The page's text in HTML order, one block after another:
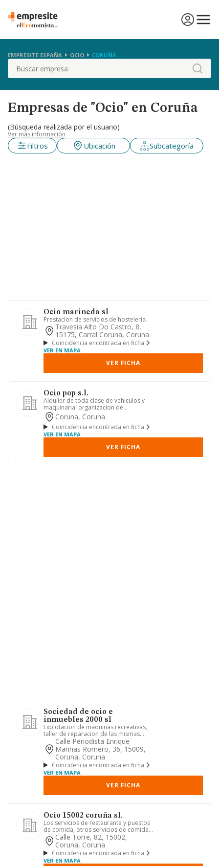
EMPRESITE ESPAÑA OCIO CORUÑA
Buscar
Empresas de "Ocio" en Coruña
(Búsqueda realizada por el usuario)
Ver más información
Filtros Ubicación Subcategoría
Ocio marineda sl
Prestacion de servicios de hosteleria.
Travesia Alto Do Castro, 8,
15175, Carral Coruna, Coruna
Coincidencia encontrada en ficha
VER EN MAPA
VER FICHA
Ocio pop s.l.
Alquiler de toda clase de vehiculos y
maquinaria. organizacion de
actividades relacionadas con el o...
Coruna, Coruna
Coincidencia encontrada en ficha
VER EN MAPA
VER FICHA
Sociedad de ocio e
inmuebles 2000 sl
Explotacion de maquinas recreativas,
taller de reparacion de las mismas
comercio de repuestos, y ex...
Calle Periodista Enrique
Mariñas Romero, 36, 15009,
Coruna, Coruna
Coincidencia encontrada en ficha
VER EN MAPA
VER FICHA
Ocio 15002 coruña sl.
Los servicios de restaurante y puestos
de comida, otros servicios de comida y
establecimientos de b...
Calle Torre, 82, 15002,
Coruna, Coruna
Coincidencia encontrada en ficha
VER EN MAPA